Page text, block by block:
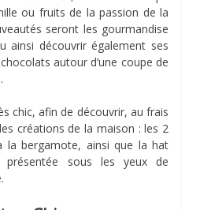
ou fruits de la passion de la
seront les gourmandise
ainsi découvrir également ses
autour d’une coupe de
chic, afin de découvrir, au frais
créations de la maison : les 2
la bergamote, ainsi que la hat
présentée sous les yeux de